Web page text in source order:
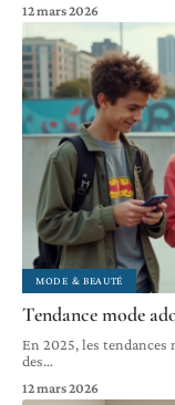
12 mars 2026
MODE & BEAUTÉ
Tendance mode
En 2025, les tendances
des…
12 mars 2026